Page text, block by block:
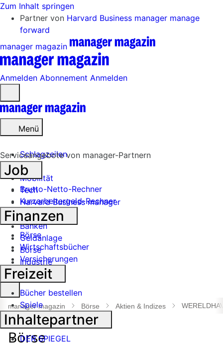
Zum Inhalt springen
Partner von Harvard Business manager manage
forward
manager magazin
Anmelden Abonnement Anmelden
öffnen
Menü
Schlagzeilen
Mobilität
Tech
Harvard Business manager
Handel
Banken
Geldanlage
Börse
Industrie
öffnen
manager magazin Börse Aktien & Indizes
Serviceangebote von manager-Partnern
Job
Brutto-Netto-Rechner
Kurzarbeitergeld-Rechner
Finanzen
Börse
Wirtschaftsbücher
Versicherungen
Freizeit
Bücher bestellen
Spiele
Inhaltepartner
DER SPIEGEL